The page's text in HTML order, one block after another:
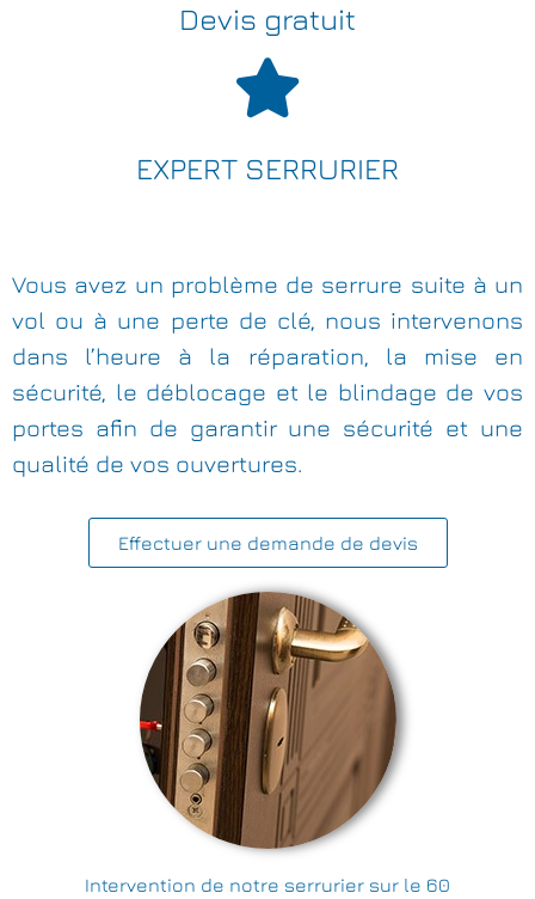
Devis gratuit
EXPERT SERRURIER
Vous avez un problème de serrure suite à un
vol ou à une perte de clé, nous intervenons
dans l’heure à la réparation, la mise en
sécurité, le déblocage et le blindage de vos
portes afin de garantir une sécurité et une
qualité de vos ouvertures.
Effectuer une demande de devis
Intervention de notre serrurier sur le 60